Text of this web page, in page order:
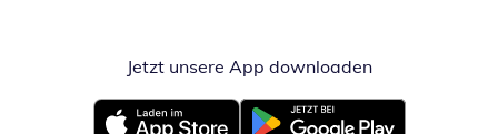
Jetzt unsere App downloadenÖffnet in